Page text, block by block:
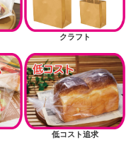
クラフト
低コスト追求